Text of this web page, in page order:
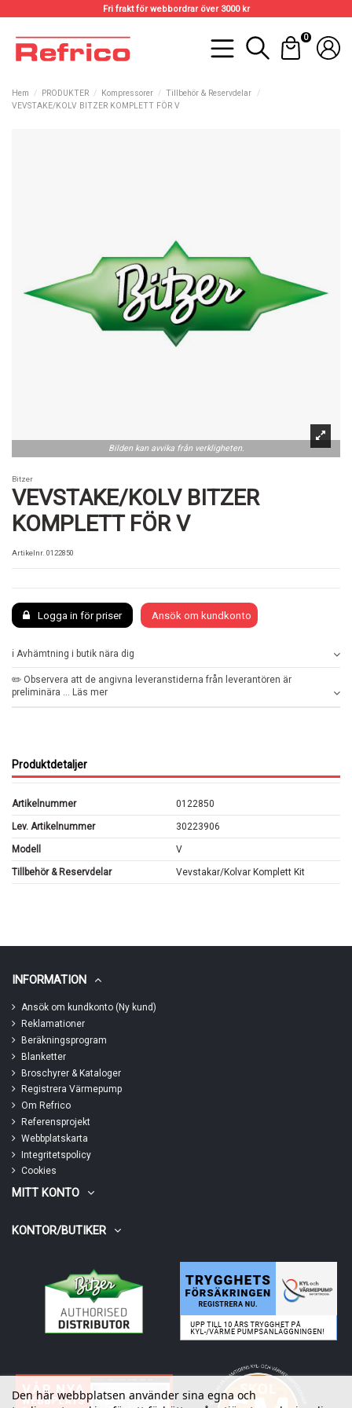
Fri frakt för webbordrar över 3000 kr
0
Hem PRODUKTER Kompressorer
Tillbehör & Reservdelar
VEVSTAKE/KOLV BITZER KOMPLETT FÖR V
Bilden kan avvika från verkligheten.
Bitzer
VEVSTAKE/KOLV BITZER
KOMPLETT FÖR V
Artikelnr. 0122850
Logga in för priser Ansök om kundkonto
ℹ️ Avhämtning i butik nära dig
✏️ Observera att de angivna leveranstiderna från leverantören är
preliminära ... Läs mer
Produktdetaljer
Artikelnummer 0122850
Lev. Artikelnummer 30223906
Modell V
Tillbehör & Reservdelar Vevstakar/Kolvar Komplett Kit
INFORMATION
Ansök om kundkonto (Ny kund)
Reklamationer
Beräkningsprogram
Blanketter
Broschyrer & Kataloger
Registrera Värmepump
Om Refrico
Referensprojekt
Webbplatskarta
Integritetspolicy
Cookies
MITT KONTO
KONTOR/BUTIKER
Den här webbplatsen använder sina egna och